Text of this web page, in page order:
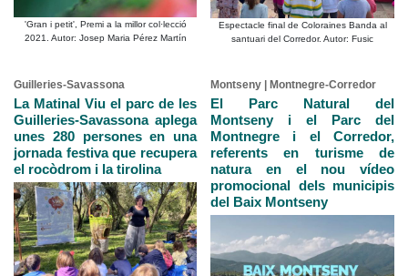
'Gran i petit', Premi a la millor col·lecció
2021. Autor: Josep Maria Pérez Martín
Espectacle final de Coloraines Banda al
santuari del Corredor. Autor: Fusic
Guilleries-Savassona
La Matinal Viu el parc de les
Guilleries-Savassona aplega
unes 280 persones en una
jornada festiva que recupera
el rocòdrom i la tirolina
Montseny | Montnegre-Corredor
El Parc Natural del
Montseny i el Parc del
Montnegre i el Corredor,
referents en turisme de
natura en el nou vídeo
promocional dels municipis
del Baix Montseny